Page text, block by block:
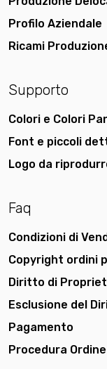
Profilo Aziendale
Ricami
Supporto
Colori e Colori
Font e piccoli
Logo da
Faq
Condizioni di
Copyright ordini
Diritto di
Esclusione del
Pagamento
Procedura Ordine